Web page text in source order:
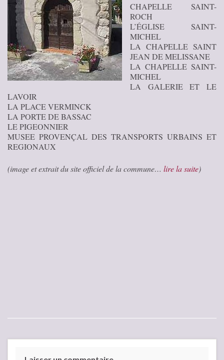
CHAPELLE SAINT-
ROCH
L’ÉGLISE SAINT-
MICHEL
LA CHAPELLE SAINT
JEAN DE MELISSANE
LA CHAPELLE SAINT-
MICHEL
LA GALERIE ET LE
LAVOIR
LA PLACE VERMINCK
LA PORTE DE BASSAC
LE PIGEONNIER
MUSEE PROVENÇAL DES TRANSPORTS URBAINS ET
REGIONAUX
(image et extrait du site officiel de la commune… lire la suite)